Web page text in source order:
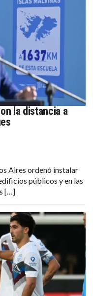
la distancia a
Aires ordenó instalar
públicos y en las
[…]